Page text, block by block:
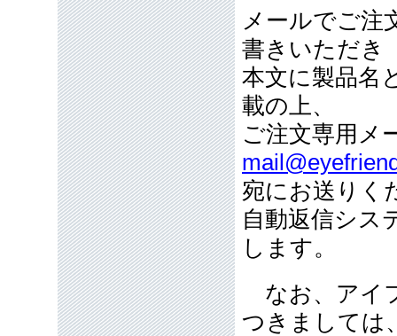
メールでご注
書きいただき
本文に製品名
載の上、
ご注文専用
宛にお送りく
自動返信シス
します。
なお、アイ
つきましては